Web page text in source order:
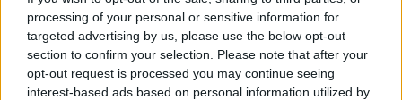
processing of your personal or sensitive information for
targeted advertising by us, please use the below opt-out
section to confirm your selection. Please note that after your
opt-out request is processed you may continue seeing
interest-based ads based on personal information utilized by